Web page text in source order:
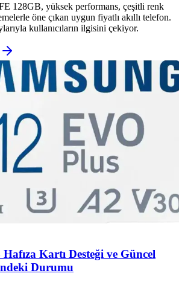
128GB, yüksek performans, çeşitli renk
öne çıkan uygun fiyatlı akıllı telefon.
kullanıcıların ilgisini çekiyor.
Kartı Desteği ve Güncel
Durumu